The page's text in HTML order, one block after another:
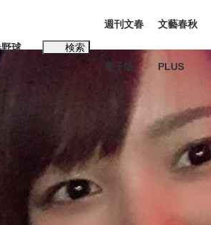
球 検索
週刊文春
電子版
文藝春秋
PLUS